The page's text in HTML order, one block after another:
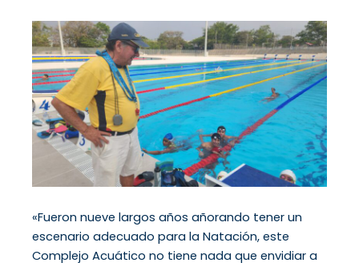
«Fueron nueve largos años añorando tener un
escenario adecuado para la Natación, este
Complejo Acuático no tiene nada que envidiar a